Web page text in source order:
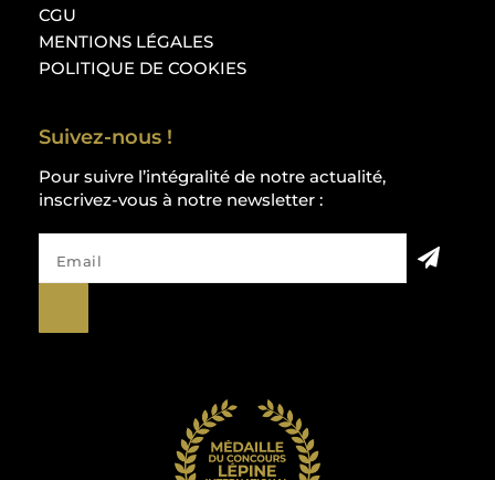
CGU
MENTIONS LÉGALES
POLITIQUE DE COOKIES
Suivez-nous !
Pour suivre l’intégralité de notre actualité,
inscrivez-vous à notre newsletter :